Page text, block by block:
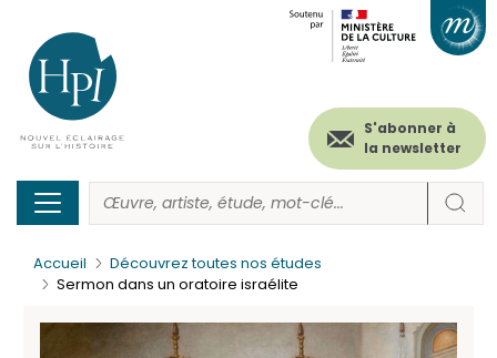
contenu
principal
Menu
secondaire
(header)
S'abonner à
la newsletter
Accueil
Découvrez toutes nos études
Sermon dans un oratoire israélite